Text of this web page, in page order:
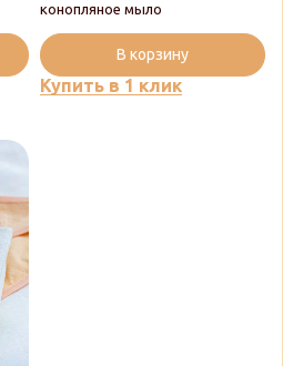
конопляное мыло
Купить в 1 клик
В корзину